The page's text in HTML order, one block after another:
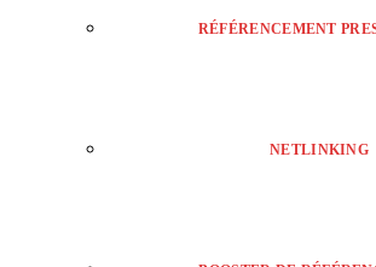
RÉFÉRENCEMENT
NETLINKING